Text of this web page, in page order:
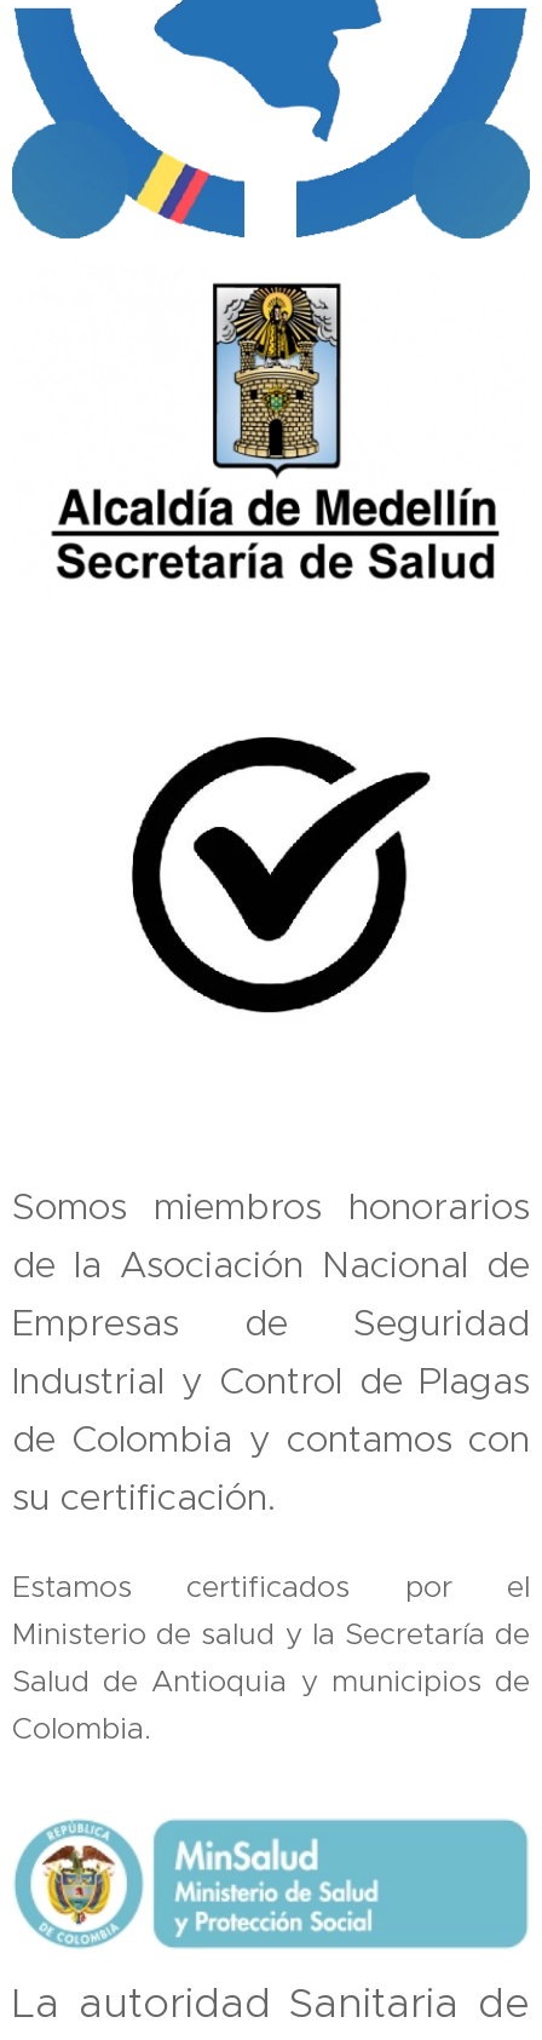
Somos miembros honorarios
de la Asociación Nacional de
Empresas de Seguridad
Industrial y Control de Plagas
de Colombia y contamos con
su certificación.
Estamos certificados por el
Ministerio de salud y la Secretaría de
Salud de Antioquia y municipios de
Colombia.
La autoridad Sanitaria de